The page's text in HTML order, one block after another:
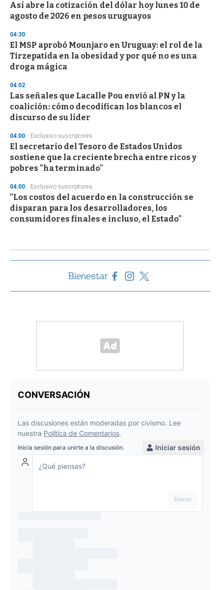
Así abre la cotización del dólar hoy lunes 10 de
agosto de 2026 en pesos uruguayos
04:30
El MSP aprobó Mounjaro en Uruguay: el rol de la
Tirzepatida en la obesidad y por qué no es una
droga mágica
04:02
Las señales que Lacalle Pou envió al PN y la
coalición: cómo decodifican los blancos el
discurso de su líder
04:00 Exclusivo suscriptores
El secretario del Tesoro de Estados Unidos
sostiene que la creciente brecha entre ricos y
pobres "ha terminado"
04:00 Exclusivo suscriptores
"Los costos del acuerdo en la construcción se
disparan para los desarrolladores, los
consumidores finales e incluso, el Estado"